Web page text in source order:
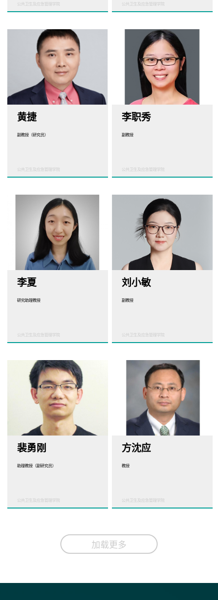
公共卫生及应急管理学院 公共卫生及应急管理学院
黄捷
副教授（研究员）
公共卫生及应急管理学院
李职秀
副教授
公共卫生及应急管理学院
李夏
研究助理教授
公共卫生及应急管理学院
刘小敏
副教授
公共卫生及应急管理学院
裴勇刚
助理教授（副研究员）
公共卫生及应急管理学院
方沈应
教授
公共卫生及应急管理学院
加载更多